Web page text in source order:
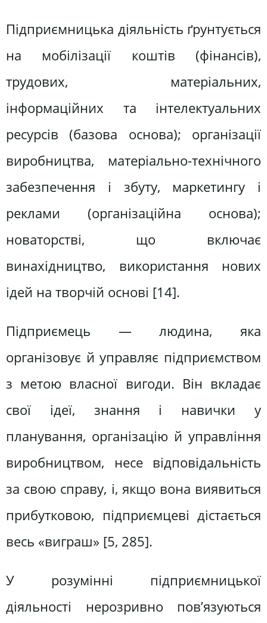
Підприємницька діяльність ґрунтується
на мобілізації коштів (фінансів),
трудових, матеріальних,
інформаційних та інтелектуальних
ресурсів (базова основа); організації
виробництва, матеріально-технічного
забезпечення і збуту, маркетингу і
реклами (організаційна основа);
новаторстві, що включає
винахідництво, використання нових
ідей на творчій основі [14].
Підприємець — людина, яка
організовує й управляє підприємством
з метою власної вигоди. Він вкладає
свої ідеї, знання і навички у
планування, організацію й управління
виробництвом, несе відповідальність
за свою справу, і, якщо вона виявиться
прибутковою, підприємцеві дістається
весь «виграш» [5, 285].
У розумінні підприємницької
діяльності нерозривно пов’язуються